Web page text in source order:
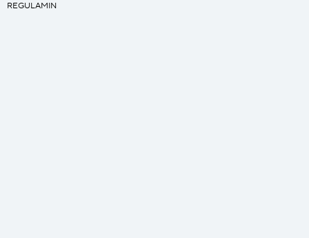
REGULAMIN